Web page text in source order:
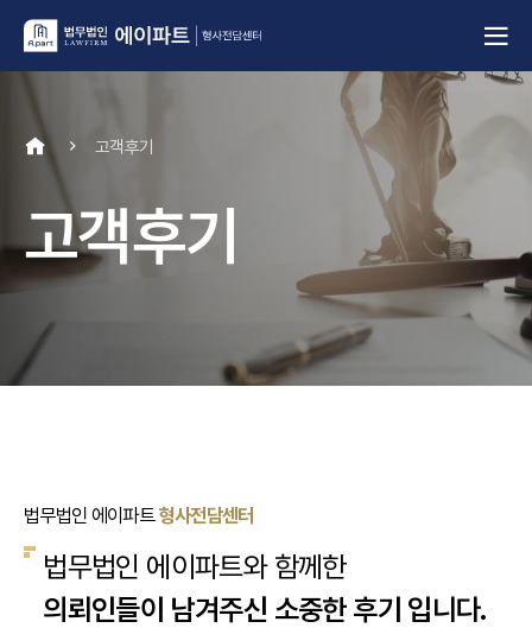
고객후기
고객후기
법무법인 에이파트형사전담센터
법무법인 에이파트와 함께한
의뢰인들이 남겨주신 소중한 후기 입니다.